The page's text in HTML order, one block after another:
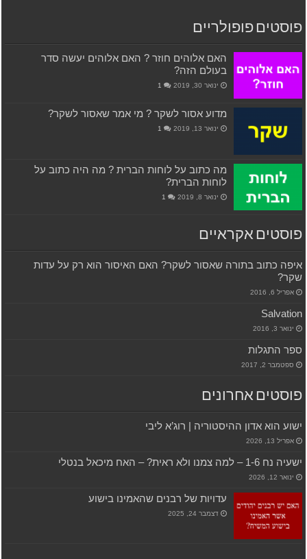
פוסטים פופולריים
האם אלוהים חוזר ? האם אלוהים יעשה סדר
בעולם הזה?
ינואר 30, 2019 1
מדוע אסור לשקר ? מי אמר שאסור לשקר?
ינואר 13, 2019 1
מה כתוב על לוחות הברית ? מה היה כתוב על
לוחות הברית?
ינואר 8, 2019 1
פוסטים אקראיים
איפה כתוב בתורה שאסור לשקר? האם האיסור הוא רק על עדות
שקר?
אפריל 6, 2016
Salvation
ינואר 3, 2016
ספר התגלות
ספטמבר 2, 2017
פוסטים אחרונים
ישוע הוא אדון ההיסטוריה | רוג’א ליבי
אפריל 13, 2026
ישעיה נח 1-6 – למה צמנו ולא ראית? – האח מיכאל בנטלי
ינואר 12, 2026
עדויות של רבנים שהאמינו בישוע
דצמבר 24, 2025